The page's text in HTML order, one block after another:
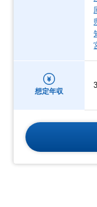
想定年収